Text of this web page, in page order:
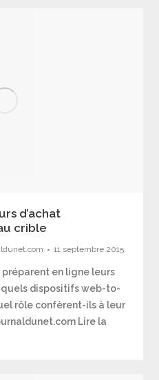
d’achat
crible
11 septembre 2015
en ligne leurs
quels dispositifs web-to-
rôle confèrent-ils à leur
Lire la